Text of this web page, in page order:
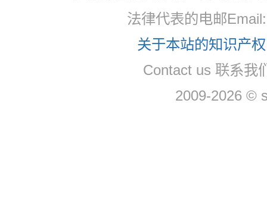
法律代表的电邮
关于本站的知识产
Contact us 联系我
2009-2026 ©